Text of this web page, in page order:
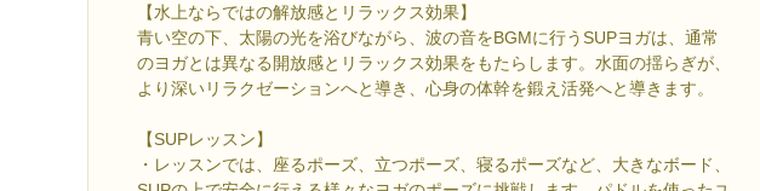
【水上ならではの解放感とリラックス効果】
青い空の下、太陽の光を浴びながら、波の音をBGMに行うSUPヨガは、通常
のヨガとは異なる開放感とリラックス効果をもたらします。水面の揺らぎが、
より深いリラクゼーションへと導き、心身の体幹を鍛え活発へと導きます。
【SUPレッスン】
・レッスンでは、座るポーズ、立つポーズ、寝るポーズなど、大きなボード、